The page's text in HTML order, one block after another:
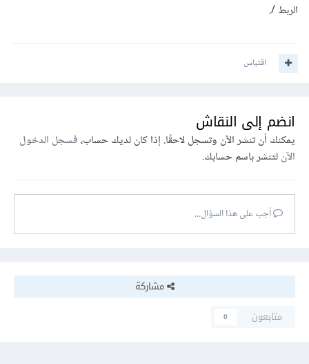
الربط /.
اقتباس
انضم إلى النقاش
يمكنك أن تنشر الآن وتسجل لاحقًا. إذا كان لديك حساب،فسجل الدخول
الآنلتنشر باسم حسابك.
أجب على هذا السؤال...
مشاركة
متابعون
0